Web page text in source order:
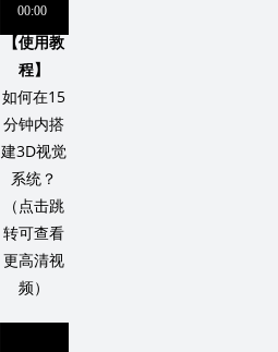
【使用教
程】
如何在15
分钟内搭
建3D视觉
系统？
（点击跳
转可查看
更高清视
频）